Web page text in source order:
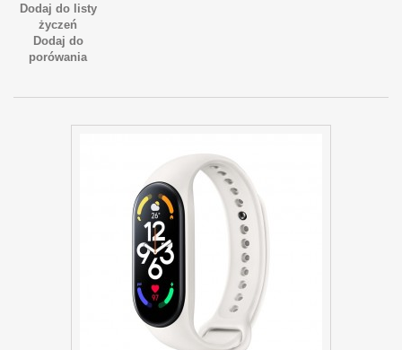
Dodaj do listy
życzeń
Dodaj do
porówania